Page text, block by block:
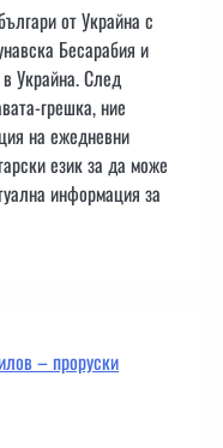
от Украйна с
Бесарабия и
Украйна. След
грешка, ние
на ежедневни
език за да може
информация за
– проруски